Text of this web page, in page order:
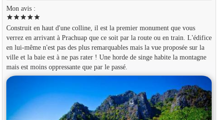
Mon avis :
starstarstarstarstar
Construit en haut d'une colline, il est la premier monument que vous
verrez en arrivant à Prachuap que ce soit par la route ou en train. L'édifice
en lui-même n'est pas des plus remarquables mais la vue proposée sur la
ville et la baie est à ne pas rater ! Une horde de singe habite la montagne
mais est moins oppressante que par le passé.